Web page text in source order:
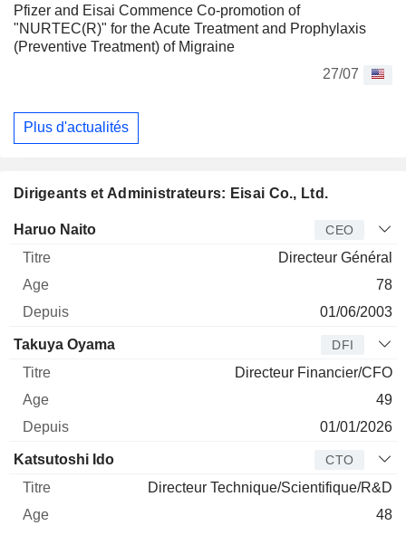
Pfizer and Eisai Commence Co-promotion of
"NURTEC(R)" for the Acute Treatment and Prophylaxis
(Preventive Treatment) of Migraine
27/07
Plus d'actualités
Dirigeants et Administrateurs: Eisai Co., Ltd.
Dirigeant Titre
Haruo Naito CEO
Directeur Général
78
01/06/2003
Takuya Oyama DFI
Directeur Financier/CFO
49
01/01/2026
Katsutoshi Ido CTO
Directeur Technique/Scientifique/R&D
48